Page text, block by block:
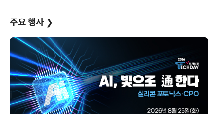
주요 행사 ❯